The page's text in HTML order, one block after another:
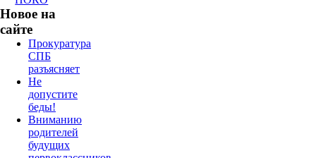
Новое на
сайте
Прокуратура
СПБ
разъясняет
Не
допустите
беды!
Вниманию
родителей
будущих